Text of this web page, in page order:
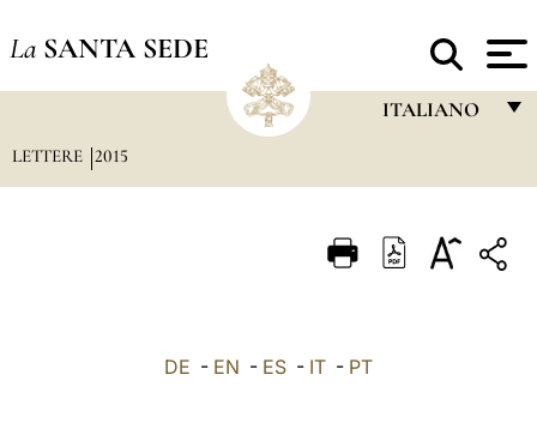
La SANTA SEDE
ITALIANO
ITALIANO
LETTERE 2015
DE - EN - ES - IT - PT